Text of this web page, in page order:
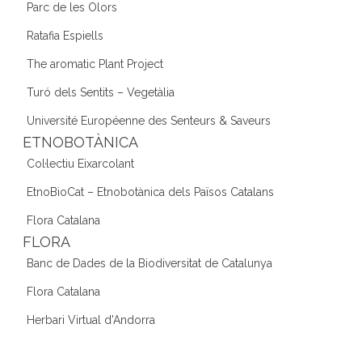
Parc de les Olors
Ratafia Espiells
The aromatic Plant Project
Turó dels Sentits – Vegetàlia
Université Européenne des Senteurs & Saveurs
ETNOBOTÀNICA
Col·lectiu Eixarcolant
EtnoBioCat – Etnobotànica dels Països Catalans
Flora Catalana
FLORA
Banc de Dades de la Biodiversitat de Catalunya
Flora Catalana
Herbari Virtual d'Andorra